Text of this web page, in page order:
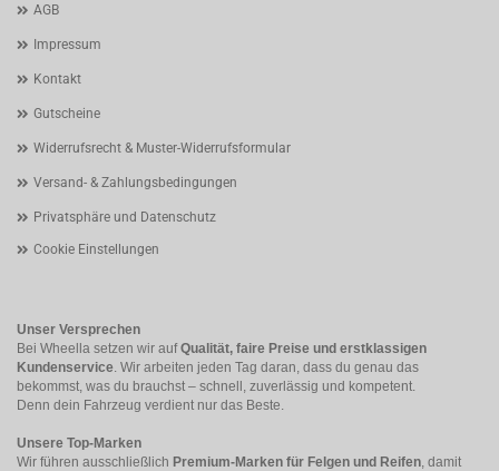
AGB
Impressum
Kontakt
Gutscheine
Widerrufsrecht & Muster-Widerrufsformular
Versand- & Zahlungsbedingungen
Privatsphäre und Datenschutz
Cookie Einstellungen
Unser Versprechen
Bei Wheella setzen wir aufQualität, faire Preise und erstklassigen
Kundenservice . Wir arbeiten jeden Tag daran, dass du genau das
bekommst, was du brauchst – schnell, zuverlässig und kompetent.
Denn dein Fahrzeug verdient nur das Beste.
Unsere Top-Marken
Wir führen ausschließlich Premium-Marken für Felgen und Reifen , damit